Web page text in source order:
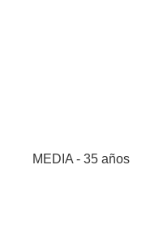
MEDIA - 35 años